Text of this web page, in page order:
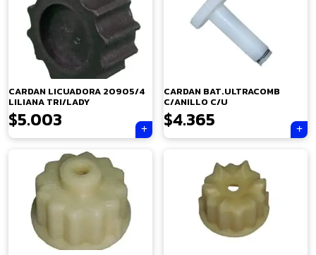
CARDAN LICUADORA 20905/4
LILIANA TRI/LADY
$5.003
CARDAN BAT.ULTRACOMB
C/ANILLO C/U
$4.365